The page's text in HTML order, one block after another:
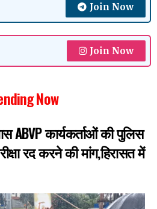
Join Now
Join Now
Now
ABVP कार्यकर्ताओं की पुलिस
रद करने की मांग,हिरासत में